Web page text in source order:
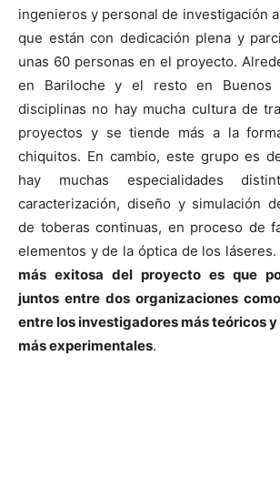
ingenieros y personal de investigación
que están con dedicación plena y
unas 60 personas en el proyecto.
en Bariloche y el resto en Buenos
disciplinas no hay mucha cultura de
proyectos y se tiende más a la
chiquitos. En cambio, este grupo es
hay muchas especialidades
caracterización, diseño y simulación
de toberas continuas, en proceso de
elementos y de la óptica de los láseres.
más exitosa del proyecto es que
juntos entre dos organizaciones
entre los investigadores más teóricos y
más experimentales.